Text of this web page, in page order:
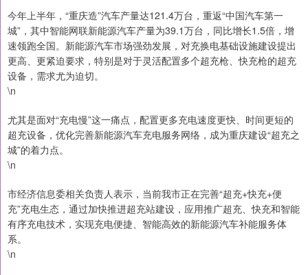
今年上半年，“重庆造”汽车产量达121.4万台，重返“中国汽车第一
城”，其中智能网联新能源汽车产量为39.1万台，同比增长1.5倍，增
速领跑全国。新能源汽车市场强劲发展，对充换电基础设施建设提出
更高、更紧迫要求，特别是对于灵活配置多个超充枪、快充枪的超充
设备，需求尤为迫切。
\n
尤其是面对“充电慢”这一痛点，配置更多充电速度更快、时间更短的
超充设备，优化完善新能源汽车充电服务网络，成为重庆建设“超充之
城”的着力点。
\n
市经济信息委相关负责人表示，当前我市正在完善“超充+快充+便
充”充电生态，通过加快推进超充站建设，应用推广超充、快充和智能
有序充电技术，实现充电便捷、智能高效的新能源汽车补能服务体
系。
\n